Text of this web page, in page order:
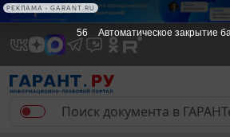
55 Автоматическое закрытие
РЕКЛАМА • GARANT.RU